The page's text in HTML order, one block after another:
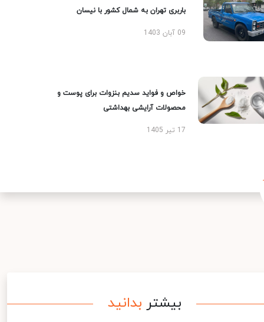
باربری تهران به شمال کشور با نیسان
09 آبان 1403
خواص و فواید سدیم بنزوات برای پوست و
محصولات آرایشی بهداشتی
17 تیر 1405
بیشتر بدانید